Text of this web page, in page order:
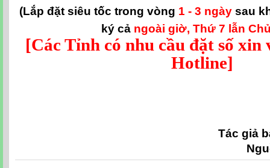
(Lắp đặt siêu tốc trong vòng 1 - 3 ngày sau
ký cả ngoài giờ, Thứ 7 lẫn
[Các Tỉnh có nhu cầu đặt số xin
Hotline]
Tác giả